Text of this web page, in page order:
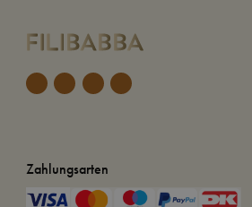
Zahlungsarten